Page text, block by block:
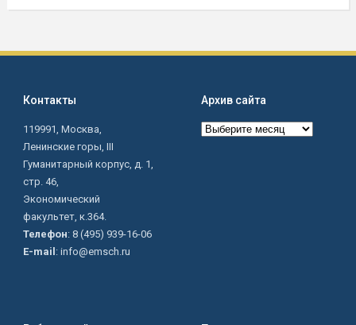
Контакты
119991, Москва,
Ленинские горы, III
Гуманитарный корпус, д. 1,
стр. 46,
Экономический
факультет, к.364.
Телефон: 8 (495) 939-16-06
E-mail: info@emsch.ru
Архив сайта
Архив